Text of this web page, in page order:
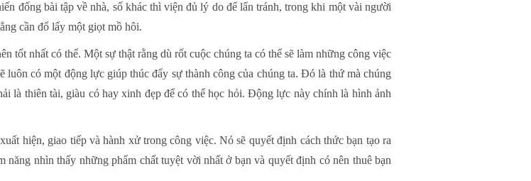
đống bài tập về nhà, số khác thì viện đủ lý do để lẩn tránh, trong khi một vài người
cần đổ lấy một giọt mồ hôi.
tốt nhất có thể. Một sự thật rằng dù rốt cuộc chúng ta có thể sẽ làm những công việc
luôn có một động lực giúp thúc đẩy sự thành công của chúng ta. Đó là thứ mà chúng
là thiên tài, giàu có hay xinh đẹp để có thể học hỏi. Động lực này chính là hình ảnh
hiện, giao tiếp và hành xử trong công việc. Nó sẽ quyết định cách thức bạn tạo ra
nhìn thấy những phẩm chất tuyệt vời nhất ở bạn và quyết định có nên thuê bạn